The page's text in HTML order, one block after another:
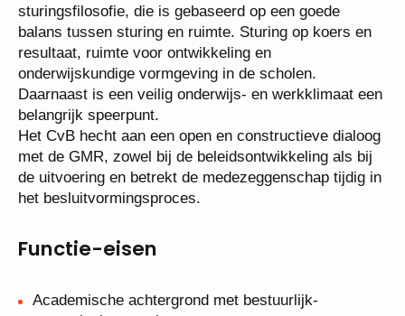
CvB kiest voor een sturingsfilosofie, die is
gebaseerd op een goede balans tussen sturing en
ruimte. Sturing op koers en resultaat, ruimte voor
ontwikkeling en onderwijskundige vormgeving in de
scholen. Daarnaast is een veilig onderwijs- en
werkklimaat een belangrijk speerpunt.
Het CvB hecht aan een open en constructieve
dialoog met de GMR, zowel bij de
beleidsontwikkeling als bij de uitvoering en betrekt
de medezeggenschap tijdig in het